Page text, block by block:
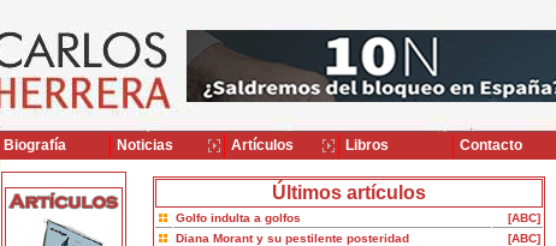
Últimos artículos
Golfo indulta a golfos
[ABC]
Diana Morant y su pestilente posteridad
[ABC]
Biografía Noticias Artículos Libros Contacto